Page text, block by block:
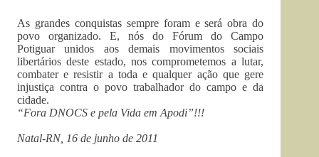
As grandes conquistas sempre foram e será obra do
povo organizado. E, nós do Fórum do Campo
Potiguar unidos aos demais movimentos sociais
libertários deste estado, nos comprometemos a lutar,
combater e resistir a toda e qualquer ação que gere
injustiça contra o povo trabalhador do campo e da
cidade.
“Fora DNOCS e pela Vida em Apodi”!!!
Natal-RN, 16 de junho de 2011